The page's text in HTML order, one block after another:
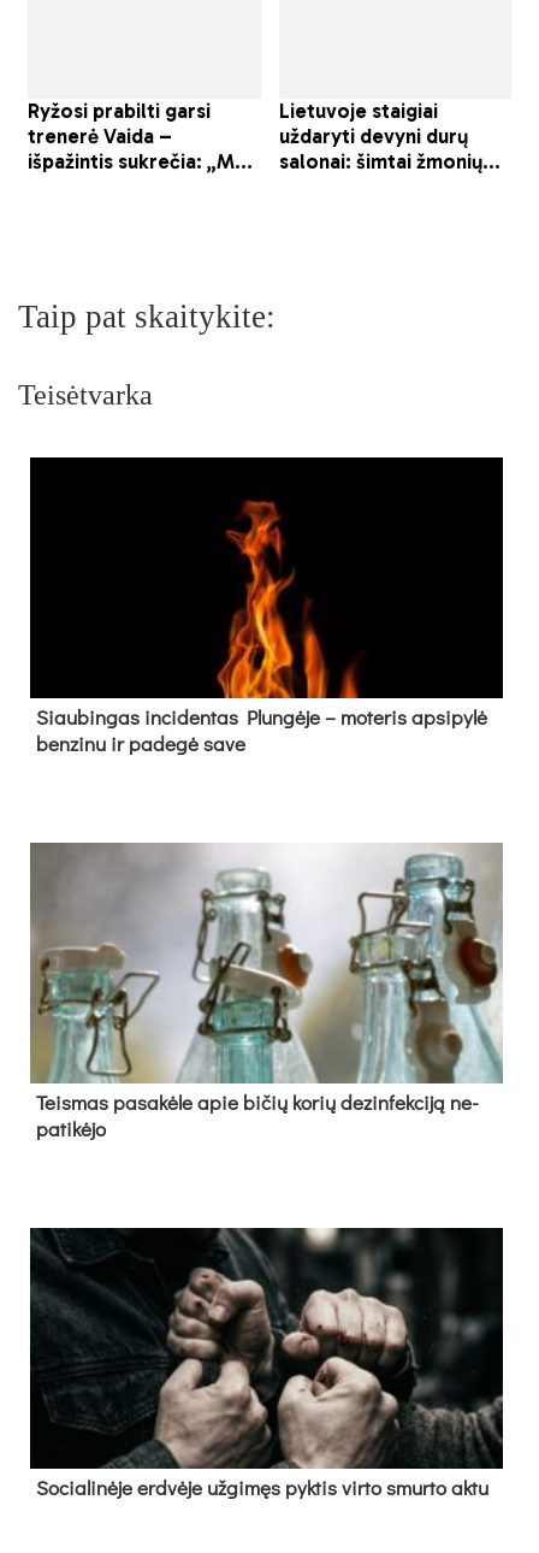
Taip pat skaitykite:
Teisėtvarka
Siau­bin­gas in­ci­den­tas Plun­gė­je – mo­te­ris ap­si­py­lė
ben­zi­nu ir pa­de­gė sa­ve
Teis­mas pa­sa­kė­le apie bi­čių ko­rių de­zin­fek­ci­ją ne­
pa­ti­kė­jo
So­cia­li­nė­je erd­vė­je už­gi­męs pyk­tis vir­to smur­to ak­tu